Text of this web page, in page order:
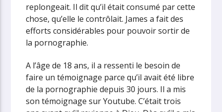
replongeait. Il dit qu’il était consumé par cette
chose, qu’elle le contrôlait. James a fait des
efforts considérables pour pouvoir sortir de
la pornographie.
A l’âge de 18 ans, il a ressenti le besoin de
faire un témoignage parce qu’il avait été libre
de la pornographie depuis 30 jours. Il a mis
son témoignage sur Youtube. C’était trois